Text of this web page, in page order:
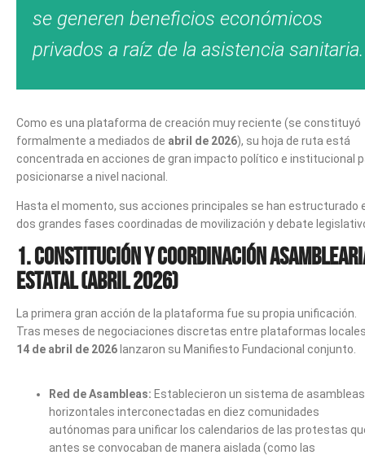
se generen beneficios económicos
privados a raíz de la asistencia sanitaria.
Como es una plataforma de creación muy reciente (se constituyó
formalmente a mediados de abril de 2026), su hoja de ruta está
concentrada en acciones de gran impacto político e institucional
posicionarse a nivel nacional.
Hasta el momento, sus acciones principales se han estructurado
dos grandes fases coordinadas de movilización y debate
1. Constitución y coordinación
estatal (Abril 2026)
La primera gran acción de la plataforma fue su propia unificación.
Tras meses de negociaciones discretas entre plataformas
14 de abril de 2026 lanzaron su Manifiesto Fundacional conjunto.
Red de Asambleas: Establecieron un sistema de asambleas
horizontales interconectadas en diez comunidades
autónomas para unificar los calendarios de las protestas
antes se convocaban de manera aislada (como las